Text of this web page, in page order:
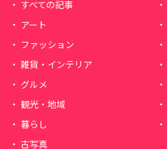
すべての記事
アート
ファッション
雑貨・インテリア
グルメ
観光・地域
暮らし
古写真